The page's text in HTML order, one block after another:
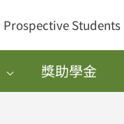
Prospective Students
獎助學金